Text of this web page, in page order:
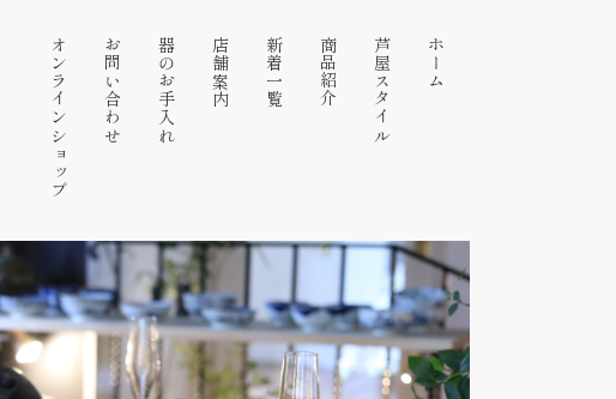
オンラインショップ お問い合わせ 器のお手入れ 店舗案内 新着一覧 商品紹介 芦屋スタイル ホーム